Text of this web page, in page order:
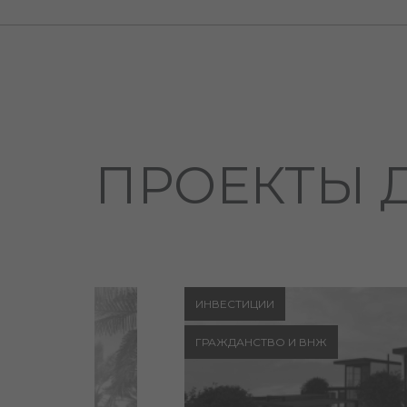
ПРОЕКТЫ
ИНВЕСТИЦИИ
ГРАЖДАНСТВО И ВНЖ